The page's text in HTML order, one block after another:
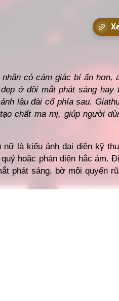
nhân có cảm giác bí ẩn
ở đôi mắt phát sáng
lâu đài cổ phía sau.
chất ma mị, giúp người
nữ là kiểu ảnh đại diện kỹ
hoặc phản diện hắc ám.
phát sáng, bờ môi quyến